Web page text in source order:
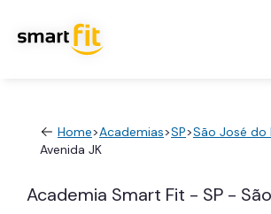
Home>Academias>SP>São José do
Avenida JK
Academia Smart Fit - SP -